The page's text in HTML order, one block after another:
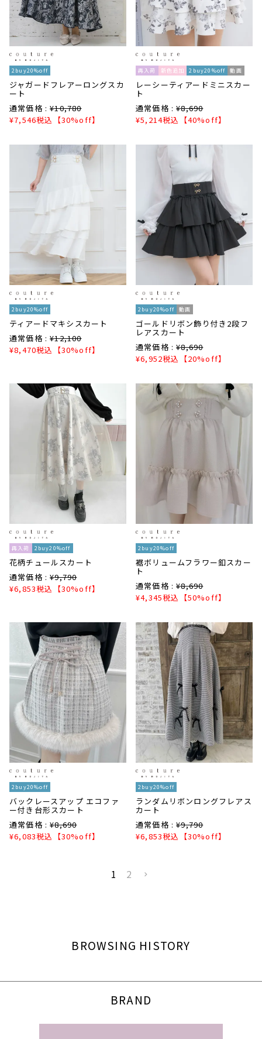
2buy20%off
ジャガードフレアーロングスカ
ート
通常価格 : ¥10,780
¥7,546税込 【30%off】
再入荷 新色追加 2buy20%off 動画
レーシーティアードミニスカー
ト
通常価格 : ¥8,690
¥5,214税込 【40%off】
2buy20%off
ティアードマキシスカート
通常価格 : ¥12,100
¥8,470税込 【30%off】
2buy20%off 動画
ゴールドリボン飾り付き2段フ
レアスカート
通常価格 : ¥8,690
¥6,952税込 【20%off】
再入荷 2buy20%off
花柄チュールスカート
通常価格 : ¥9,790
¥6,853税込 【30%off】
2buy20%off
裾ボリュームフラワー釦スカー
ト
通常価格 : ¥8,690
¥4,345税込 【50%off】
2buy20%off
バックレースアップ エコファ
ー付き台形スカート
通常価格 : ¥8,690
¥6,083税込 【30%off】
2buy20%off
ランダムリボンロングフレアス
カート
通常価格 : ¥9,790
¥6,853税込 【30%off】
1 2
BROWSING HISTORY
BRAND